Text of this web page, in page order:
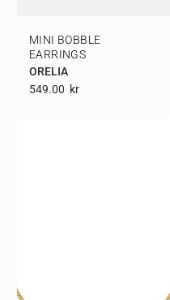
MINI BOBBLE
EARRINGS
ORELIA
549.00 Kr